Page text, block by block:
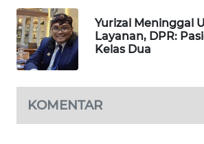
Yurizal Meninggal
Layanan, DPR:
Kelas Dua
KOMENTAR
FORWAMKI
ALPERKLINAS